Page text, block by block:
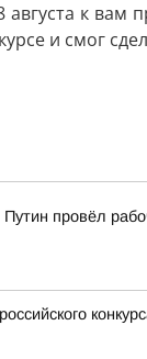
к
и смог
провёл